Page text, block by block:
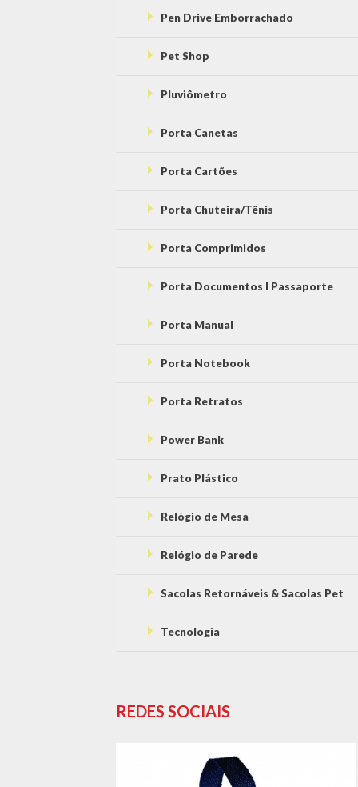
Pen Drive Emborrachado
Pet Shop
Pluviômetro
Porta Canetas
Porta Cartões
Porta Chuteira/Tênis
Porta Comprimidos
Porta Documentos l Passaporte
Porta Manual
Porta Notebook
Porta Retratos
Power Bank
Prato Plástico
Relógio de Mesa
Relógio de Parede
Sacolas Retornáveis & Sacolas Pet
Tecnologia
REDES SOCIAIS